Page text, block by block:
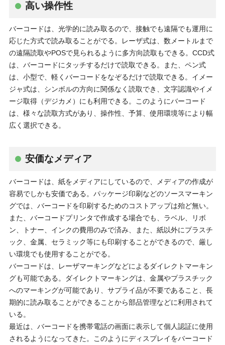
高い操作性
バーコードは、光学的に読み取るので、接触でも遠隔でも運用に
応じた方式で読み取ることがでる。レーザ式は、数メートルまで
の遠隔読取やPOSで見られるように多方向読取もできる。CCD式
は、バーコードにタッチするだけで読取できる。また、ペン式
は、小型で、軽くバーコードをなぞるだけで読取できる。イメー
ジャ式は、シンボルの方向に関係なく読取でき、文字認識やイメ
ージ取得（デジカメ）にも利用できる。このようにバーコード
は、様々な読取方式があり、操作性、予算、使用環境等により幅
広く選択できる。
安価なメディア
バーコードは、紙をメディアにしているので、メディアの作成が
容易でしかも安価である。パッケージ印刷などのソースマーキン
グでは、バーコードを印刷するためのコストアップは殆ど無い。
また、バーコードプリンタで作成する場合でも、ラベル、リボ
ン、トナー、インクの費用のみで済み、また、紙以外にプラスチ
ック、金属、セラミック等にも印刷することができるので、厳し
い環境でも使用することがでる。
バーコードは、レーザマーキングなどによるダイレクトマーキン
グも可能である。ダイレクトマーキングは、金属やプラスチック
へのマーキングが可能であり、サプライ品が不要であること、長
期的に読み取ることができることから部品管理などに利用されて
いる。
最近は、バーコードを携帯電話の画面に表示して個人認証に使用
されるようになってきた。このようにディスプレイをバーコード